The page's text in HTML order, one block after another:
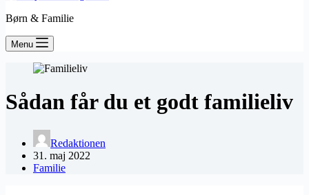
Børn & Familie
Menu
Sådan får du et godt familieliv
Redaktionen
31. maj 2022
Familie